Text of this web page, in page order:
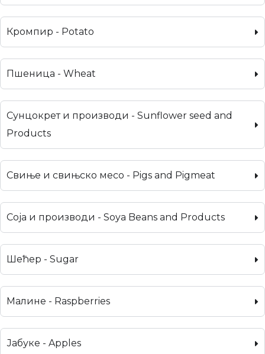
Кромпир - Potato
Пшеница - Wheat
Сунцокрет и производи - Sunflower seed and
Products
Свиње и свињско месо - Pigs and Pigmeat
Соја и производи - Soya Beans and Products
Шећер - Sugar
Малине - Raspberries
Јабуке - Apples